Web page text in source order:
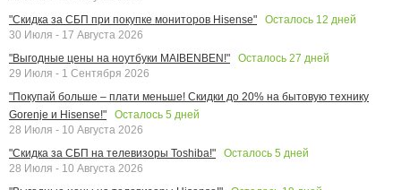
"Скидка за СБП при покупке мониторов Hisense"
Осталось 12 дней
30 Июля - 17 Августа 2026
"Выгодные цены на ноутбуки MAIBENBEN!"
Осталось 27 дней
29 Июля - 1 Сентября 2026
"Покупай больше – плати меньше! Скидки до 20% на бытовую технику
Gorenje и Hisense!"
Осталось 5 дней
28 Июля - 10 Августа 2026
"Скидка за СБП на телевизоры Toshiba!"
Осталось 5 дней
28 Июля - 10 Августа 2026